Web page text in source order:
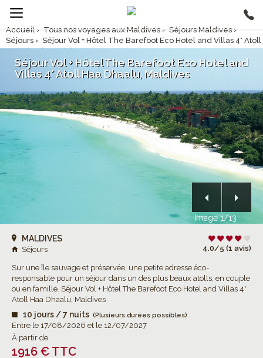
Accueil › Tous nos voyages aux Maldives › Séjours Maldives ›
Séjours › Séjour Vol + Hôtel The Barefoot Eco Hotel and Villas 4* Atoll
Haa Dhaalu, Maldives
Image 1/13
Séjour Vol + Hôtel The Barefoot Eco Hotel and
Villas 4* Atoll Haa Dhaalu, Maldives
MALDIVES
Séjours 4.0/5 (1 avis)
Sur une île sauvage et préservée, une petite adresse éco-
responsable pour un séjour dans un des plus beaux atolls, en couple
ou en famille. Séjour Vol + Hôtel The Barefoot Eco Hotel and Villas 4*
Atoll Haa Dhaalu, Maldives
10 jours / 7 nuits (Plusieurs durées possibles)
Entre le 17/08/2026 et le 12/07/2027
À partir de
1916 € TTC